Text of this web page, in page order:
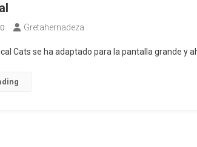
Gretahernadeza
Cats se ha adaptado para la pantalla grande y